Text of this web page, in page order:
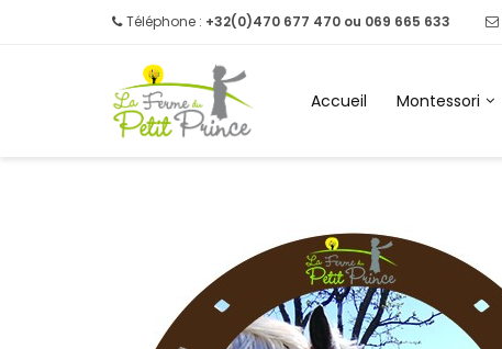
Téléphone : +32(0)470 677 470 ou 069 665 633
Accueil Montessori